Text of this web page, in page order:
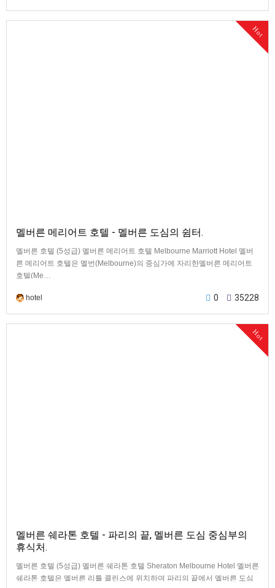
Hot
멜버른 메리어트 호텔 - 멜버른 도심의 쉼터.
멜버른 호텔 (5성급) 멜버른 메리어트 호텔 Melbourne Marriott Hotel 멜버
른 메리어트 호텔은 멜번(Melbourne)의 중심가에 자리한멜버른 메리어트
호텔(Me…
hotel 0 35228
Hot
멜버른 쉐라톤 호텔 - 파리의 끝, 멜버른 도심 중심부의
휴식처.
멜버른 호텔 (5성급) 멜버른 쉐라톤 호텔 Sheraton Melbourne Hotel 멜버른
쉐라톤 호텔은 멜버른 리틀 콜린스에 위치하여 파리의 끝에서 멜버른 도심